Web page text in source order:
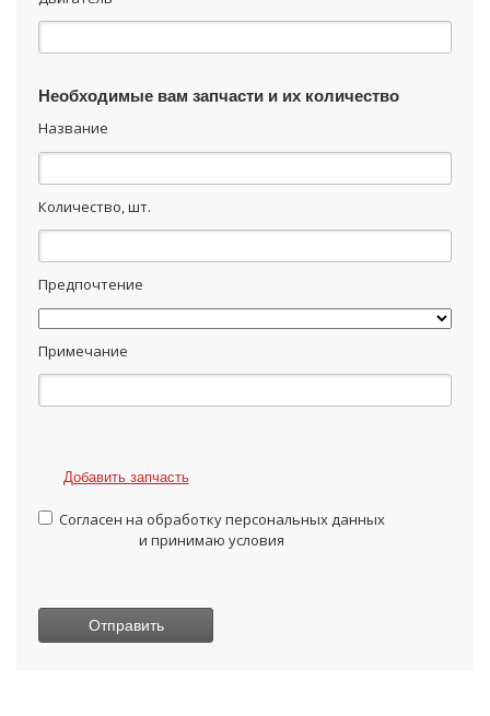
Необходимые вам запчасти и их количество
Название
Количество, шт.
Предпочтение
Примечание
Добавить запчасть
Согласен на обработку персональных данных
и принимаю условия